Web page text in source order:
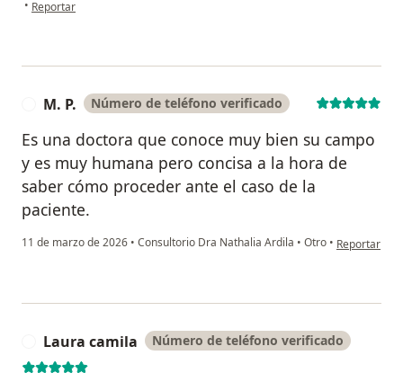
• Reportar
M. P. Número de teléfono verificado
Es una doctora que conoce muy bien su campo
y es muy humana pero concisa a la hora de
saber cómo proceder ante el caso de la
paciente.
11 de marzo de 2026 • Consultorio Dra Nathalia Ardila • Otro • en opinión
Reportar
Laura camila Número de teléfono verificado